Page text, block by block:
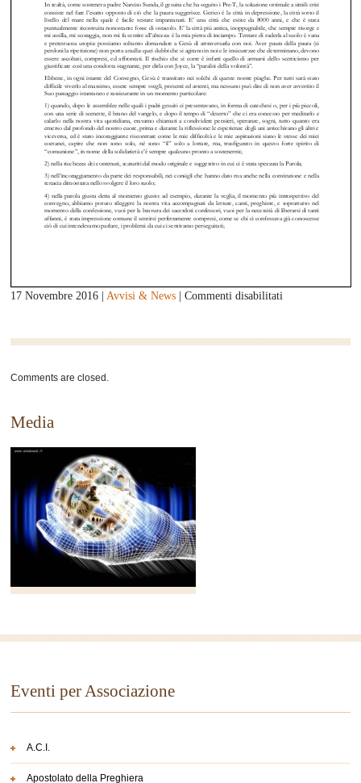
17 Novembre 2016 | Avvisi & News |Commenti disabilitati
2016
Comments are closed.
Media
Eventi per Associazione
A.C.I.
Apostolato della Preghiera